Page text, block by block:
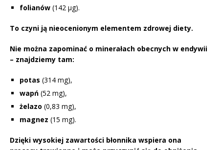
folianów (142 µg).
To czyni ją nieocenionym elementem zdrowej diety.
Nie można zapominać o minerałach obecnych w endywii
– znajdziemy tam:
potas (314 mg),
wapń (52 mg),
żelazo (0,83 mg),
magnez (15 mg).
Dzięki wysokiej zawartości błonnika wspiera ona